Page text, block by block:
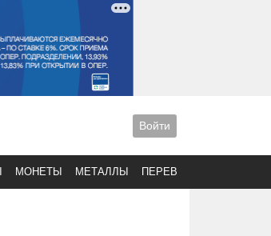
Войти
МОНЕТЫ МЕТАЛЛЫ ПЕРЕВОДЫ